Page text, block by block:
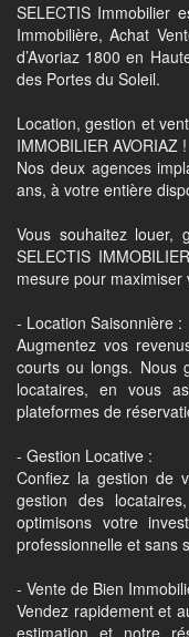
SELECTIS Immobilier
Immobilière, Achat
d’Avoriaz 1800 en
des Portes du Soleil.
Location, gestion et
IMMOBILIER AVORIAZ !
Nos deux agences
ans, à votre entière
Vous souhaitez louer,
SELECTIS
mesure pour
- Location Saisonnière :
Augmentez vos
courts ou longs. Nous
locataires, en vous
plateformes de
- Gestion Locative :
Confiez la gestion de
gestion des
optimisons votre
professionnelle et sans
- Vente de Bien
Vendez rapidement et
estimation et notre